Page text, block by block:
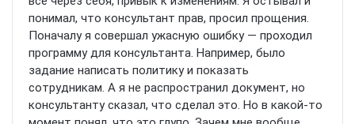
понимал, что консультант прав, просил прощения.
Поначалу я совершал ужасную ошибку — проходил
программу для консультанта. Например, было
задание написать политику и показать
сотрудникам. А я не распространил документ, но
консультанту сказал, что сделал это. Но в какой-то